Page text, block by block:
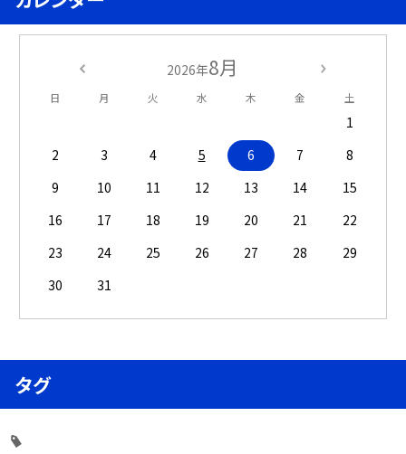
2026年8月
日 月 火 水 木 金 土
1
2
3 4 5 6 7
8
9
10 11 12 13 14
15
16
17 18 19 20 21
22
23
24 25 26 27 28
29
30
31
タグ